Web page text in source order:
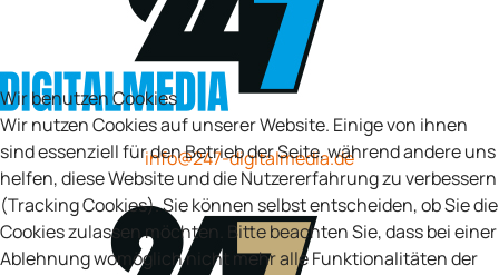
info@247-digitalmedia.de
Wir benutzen Cookies
Wir nutzen Cookies auf unserer Website. Einige von ihnen
sind essenziell für den Betrieb der Seite, während andere uns
helfen, diese Website und die Nutzererfahrung zu verbessern
(Tracking Cookies). Sie können selbst entscheiden, ob Sie die
Cookies zulassen möchten. Bitte beachten Sie, dass bei einer
Ablehnung womöglich nicht mehr alle Funktionalitäten der